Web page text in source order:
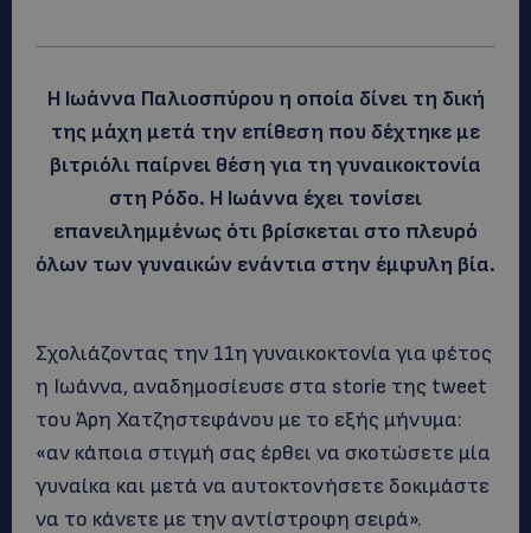
Η Ιωάννα Παλιοσπύρου η οποία δίνει τη δική
της μάχη μετά την επίθεση που δέχτηκε με
βιτριόλι παίρνει θέση για τη γυναικοκτονία
στη Ρόδο. Η Ιωάννα έχει τονίσει
επανειλημμένως ότι βρίσκεται στο πλευρό
όλων των γυναικών ενάντια στην έμφυλη βία.
Σχολιάζοντας την 11η γυναικοκτονία για φέτος
η Ιωάννα, αναδημοσίευσε στα storie της tweet
του Άρη Χατζηστεφάνου με το εξής μήνυμα:
«αν κάποια στιγμή σας έρθει να σκοτώσετε μία
γυναίκα και μετά να αυτοκτονήσετε δοκιμάστε
να το κάνετε με την αντίστροφη σειρά».